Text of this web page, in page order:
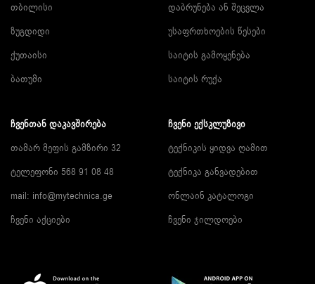
თბილისი
ზუგდიდი
ქუთაისი
ბათუმი
დაბრუნება ან შეცვლა
უსაფრთხოების წესები
საიტის გამოყენება
საიტის რუქა
ᲩᲕᲔᲜᲗᲐᲜ ᲓᲐᲙᲐᲕᲨᲘᲠᲔᲑᲐ
თამარ მეფის გამზირი 32
ტელეფონი 568 91 08 48
mail: info@mytechnica.ge
ჩვენი აქციები
ᲩᲕᲔᲜᲘ ᲔᲥᲡᲙᲚᲣᲖᲘᲕᲘ
ტექნიკის ყიდვა ღამით
ტექნიკა განვადებით
ონლაინ კატალოგი
ჩვენი ჯილდოები